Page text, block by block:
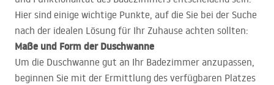
Hier sind einige wichtige Punkte, auf die Sie bei der Suche
nach der idealen Lösung für Ihr Zuhause achten sollten:
Maße und Form der Duschwanne
Um die Duschwanne gut an Ihr Badezimmer anzupassen,
beginnen Sie mit der Ermittlung des verfügbaren Platzes